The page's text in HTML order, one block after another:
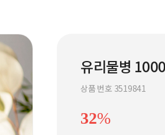
유리물병
상품 번호 3519841
32%